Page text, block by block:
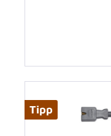
Tipp